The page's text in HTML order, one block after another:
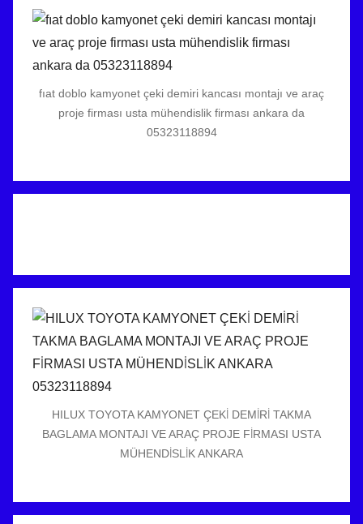
fıat doblo kamyonet çeki demiri kancası montajı ve araç
proje firması usta mühendislik firması ankara da
05323118894
HILUX TOYOTA KAMYONET ÇEKİ DEMİRİ TAKMA
BAGLAMA MONTAJI VE ARAÇ PROJE FİRMASI USTA
MÜHENDİSLİK ANKARA